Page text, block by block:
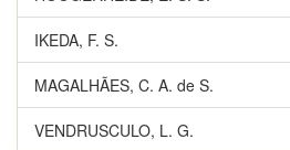
IKEDA, F. S.
MAGALHÃES, C. A. de S.
VENDRUSCULO, L. G.